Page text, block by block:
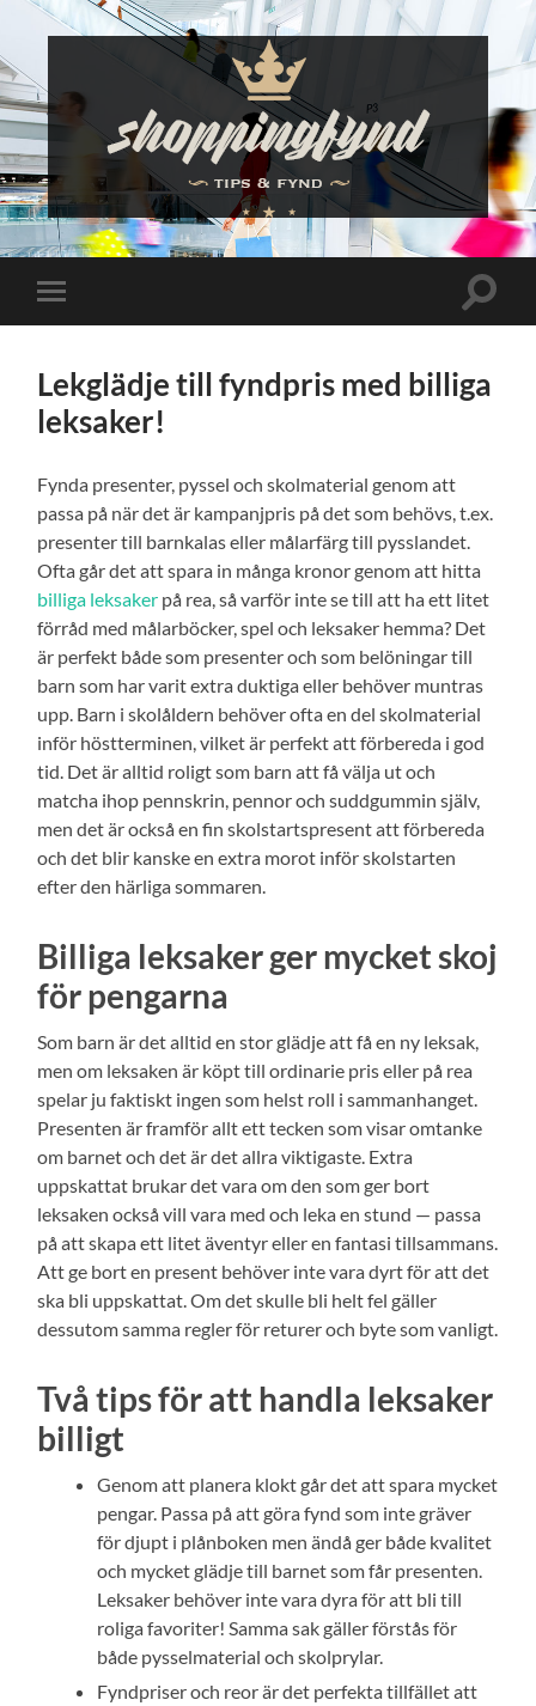
Shoppingfynd
Slå
på/av
Slå
Lekglädje till fyndpris med billiga
leksaker!
Fynda presenter, pyssel och skolmaterial genom att
passa på när det är kampanjpris på det som behövs, t.ex.
presenter till barnkalas eller målarfärg till pysslandet.
Ofta går det att spara in många kronor genom att hitta
billiga leksaker på rea, så varför inte se till att ha ett litet
förråd med målarböcker, spel och leksaker hemma? Det
är perfekt både som presenter och som belöningar till
barn som har varit extra duktiga eller behöver muntras
upp. Barn i skolåldern behöver ofta en del skolmaterial
inför höstterminen, vilket är perfekt att förbereda i god
tid. Det är alltid roligt som barn att få välja ut och
matcha ihop pennskrin, pennor och suddgummin själv,
men det är också en fin skolstartspresent att förbereda
och det blir kanske en extra morot inför skolstarten
efter den härliga sommaren.
Billiga leksaker ger mycket skoj
för pengarna
Som barn är det alltid en stor glädje att få en ny leksak,
men om leksaken är köpt till ordinarie pris eller på rea
spelar ju faktiskt ingen som helst roll i sammanhanget.
Presenten är framför allt ett tecken som visar omtanke
om barnet och det är det allra viktigaste. Extra
uppskattat brukar det vara om den som ger bort
leksaken också vill vara med och leka en stund — passa
på att skapa ett litet äventyr eller en fantasi tillsammans.
Att ge bort en present behöver inte vara dyrt för att det
ska bli uppskattat. Om det skulle bli helt fel gäller
dessutom samma regler för returer och byte som vanligt.
Två tips för att handla leksaker
billigt
Genom att planera klokt går det att spara mycket
pengar. Passa på att göra fynd som inte gräver
för djupt i plånboken men ändå ger både kvalitet
och mycket glädje till barnet som får presenten.
Leksaker behöver inte vara dyra för att bli till
roliga favoriter! Samma sak gäller förstås för
både pysselmaterial och skolprylar.
Fyndpriser och reor är det perfekta tillfället att